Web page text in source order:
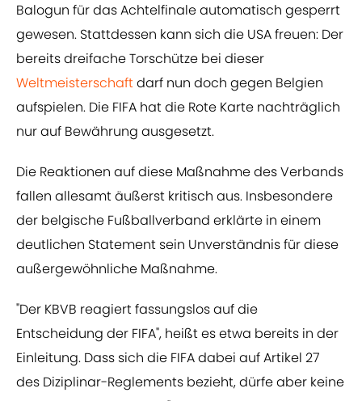
Balogun für das Achtelfinale automatisch gesperrt
gewesen. Stattdessen kann sich die USA freuen: Der
bereits dreifache Torschütze bei dieser
Weltmeisterschaftdarf nun doch gegen Belgien
aufspielen. Die FIFA hat die Rote Karte nachträglich
nur auf Bewährung ausgesetzt.
Die Reaktionen auf diese Maßnahme des Verbands
fallen allesamt äußerst kritisch aus. Insbesondere
der belgische Fußballverband erklärte in einem
deutlichen Statement sein Unverständnis für diese
außergewöhnliche Maßnahme.
"Der KBVB reagiert fassungslos auf die
Entscheidung der FIFA", heißt es etwa bereits in der
Einleitung. Dass sich die FIFA dabei auf Artikel 27
des Diziplinar-Reglements bezieht, dürfe aber keine